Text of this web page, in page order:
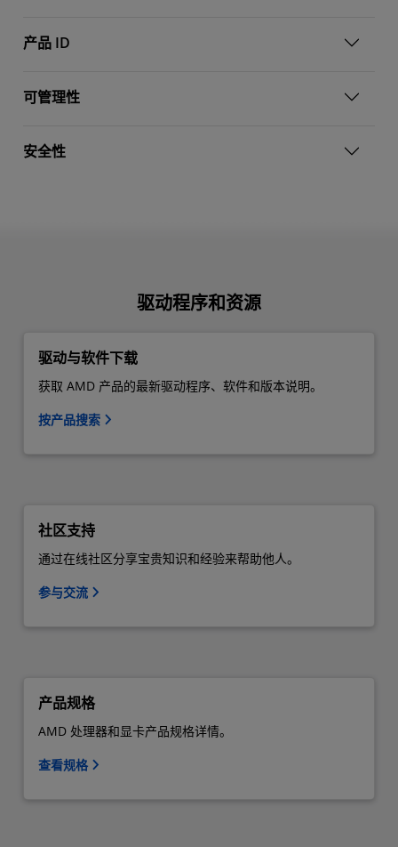
产品 ID
可管理性
安全性
驱动程序和资源
驱动与软件下载
获取 AMD 产品的最新驱动程序、软件和版本说明。
按产品搜索
社区支持
通过在线社区分享宝贵知识和经验来帮助他人。
参与交流
产品规格
AMD 处理器和显卡产品规格详情。
查看规格